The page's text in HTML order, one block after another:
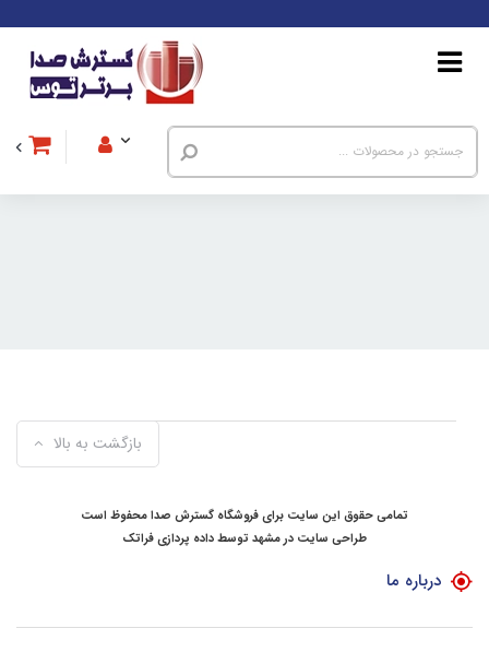
بازگشت به بالا
تمامی حقوق این سایت برای فروشگاه گسترش صدا محفوظ است
طراحی سایت در مشهد توسطداده پردازی فراتک
درباره ما